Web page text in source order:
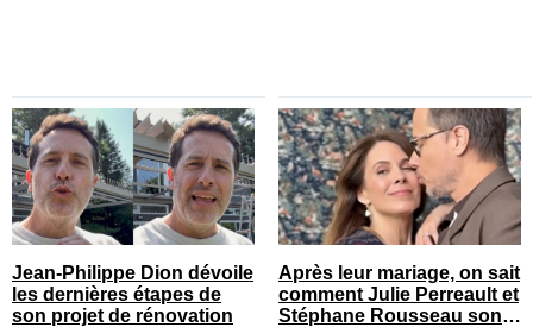
Jean-Philippe Dion dévoile
les dernières étapes de
son projet de rénovation
Après leur mariage, on sait
comment Julie Perreault et
Stéphane Rousseau sont